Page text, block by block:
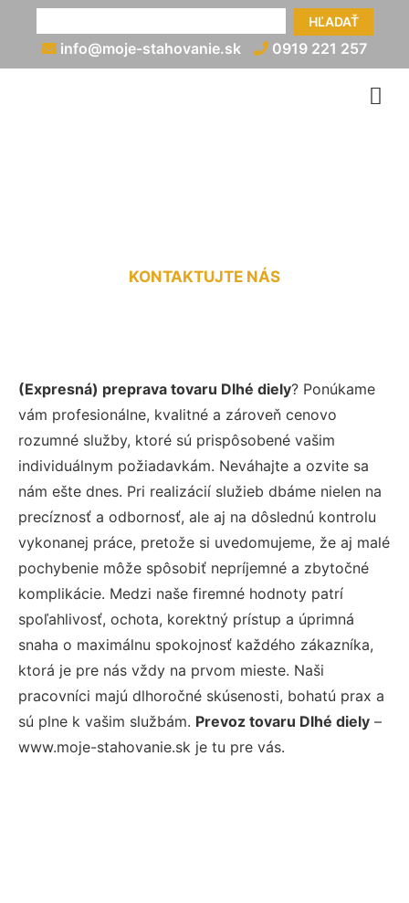
HĽADAŤ
info@moje-stahovanie.sk 0919 221 257
KONTAKTUJTE NÁS
(Expresná) preprava tovaru Dlhé diely? Ponúkame
vám profesionálne, kvalitné a zároveň cenovo
rozumné služby, ktoré sú prispôsobené vašim
individuálnym požiadavkám. Neváhajte a ozvite sa
nám ešte dnes. Pri realizácií služieb dbáme nielen na
precíznosť a odbornosť, ale aj na dôslednú kontrolu
vykonanej práce, pretože si uvedomujeme, že aj malé
pochybenie môže spôsobiť nepríjemné a zbytočné
komplikácie. Medzi naše firemné hodnoty patrí
spoľahlivosť, ochota, korektný prístup a úprimná
snaha o maximálnu spokojnosť každého zákazníka,
ktorá je pre nás vždy na prvom mieste. Naši
pracovníci majú dlhoročné skúsenosti, bohatú prax a
sú plne k vašim službám. Prevoz tovaru Dlhé diely –
www.moje-stahovanie.sk je tu pre vás.